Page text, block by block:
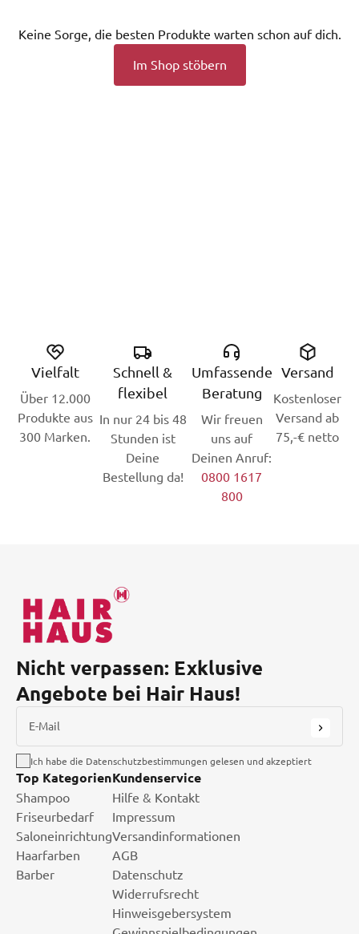
Keine Sorge, die besten Produkte warten schon auf dich.
Im Shop stöbern
Vielfalt
Über 12.000
Produkte aus
300 Marken.
Schnell &
flexibel
In nur 24 bis 48
Stunden ist
Deine
Bestellung da!
Umfassende
Beratung
Wir freuen
uns auf
Deinen Anruf:
0800 1617
800
Versand
Kostenloser
Versand ab
75,-€ netto
Nicht verpassen: Exklusive
Angebote bei Hair Haus!
E-Mail
Ich habe die Datenschutzbestimmungen gelesen und akzeptiert
Top Kategorien
Shampoo
Friseurbedarf
Saloneinrichtung
Haarfarben
Barber
Kundenservice
Hilfe & Kontakt
Impressum
Versandinformationen
AGB
Datenschutz
Widerrufsrecht
Hinweisgebersystem